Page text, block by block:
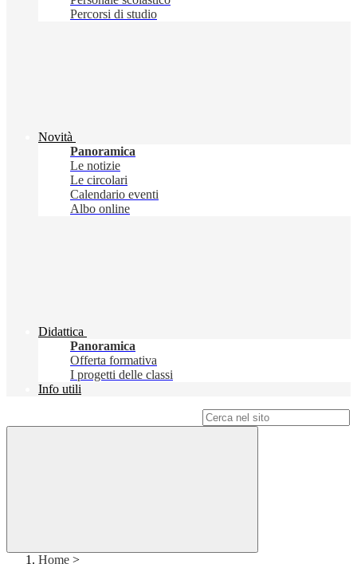
Percorsi di studio
Novità
Panoramica
Le notizie
Le circolari
Calendario eventi
Albo online
Didattica
Panoramica
Offerta formativa
I progetti delle classi
Info utili
Home >